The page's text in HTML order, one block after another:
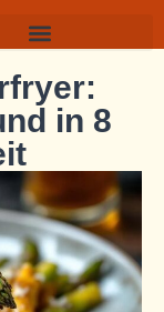
in 8